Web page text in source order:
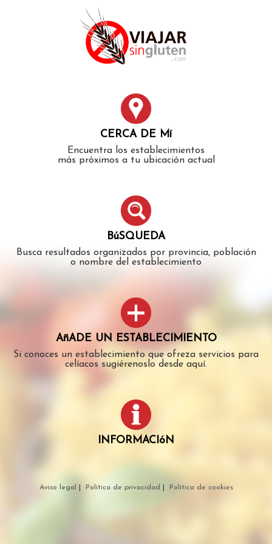
CERCA DE Mí
Encuentra los establecimientos
más próximos a tu ubicación actual
BúSQUEDA
Busca resultados organizados por provincia, población
o nombre del establecimiento
AñADE UN ESTABLECIMIENTO
Si conoces un establecimiento que ofreza servicios para
celíacos sugiérenoslo desde aquí.
INFORMACIóN
Aviso legal Política de privacidad Política de cookies
authorized to show the cookie declaration for domain group
ID 546ddaab-b478-4440-aa8a-3b0205284212. Please add it to
the domain group in the Cookiebot Manager to authorize